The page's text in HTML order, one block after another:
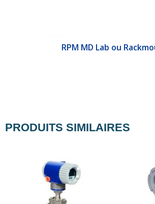
RPM MD Lab ou
PRODUITS SIMILAIRES